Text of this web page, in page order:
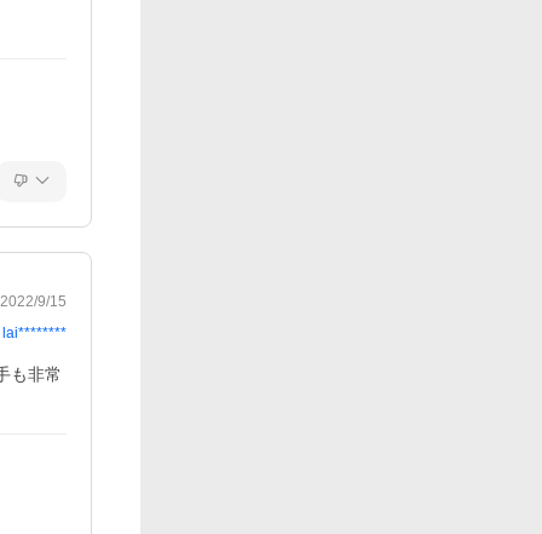
2022/9/15
lai********
も非常